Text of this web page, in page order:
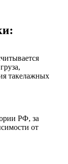
такелажных
РФ, за
от